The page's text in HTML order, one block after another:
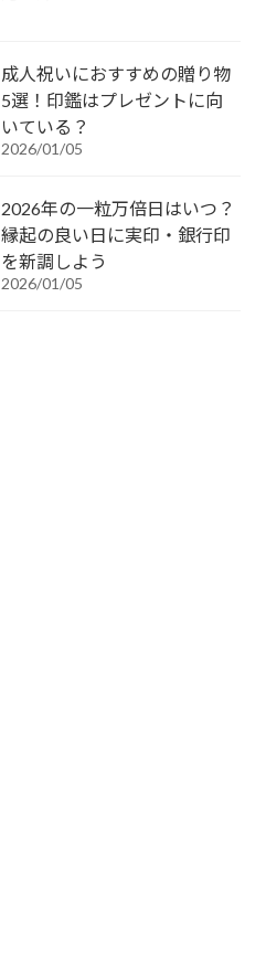
成人祝いにおすすめの贈り物
5選！印鑑はプレゼントに向
いている？
2026/01/05
2026年の一粒万倍日はいつ？
縁起の良い日に実印・銀行印
を新調しよう
2026/01/05